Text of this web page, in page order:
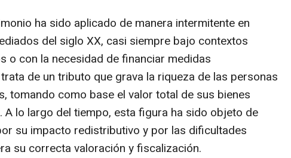
ha sido aplicado de manera intermitente en
del siglo XX, casi siempre bajo contextos
o con la necesidad de financiar medidas
de un tributo que grava la riqueza de las personas
tomando como base el valor total de sus bienes
A lo largo del tiempo, esta figura ha sido objeto de
su impacto redistributivo y por las dificultades
su correcta valoración y fiscalización.